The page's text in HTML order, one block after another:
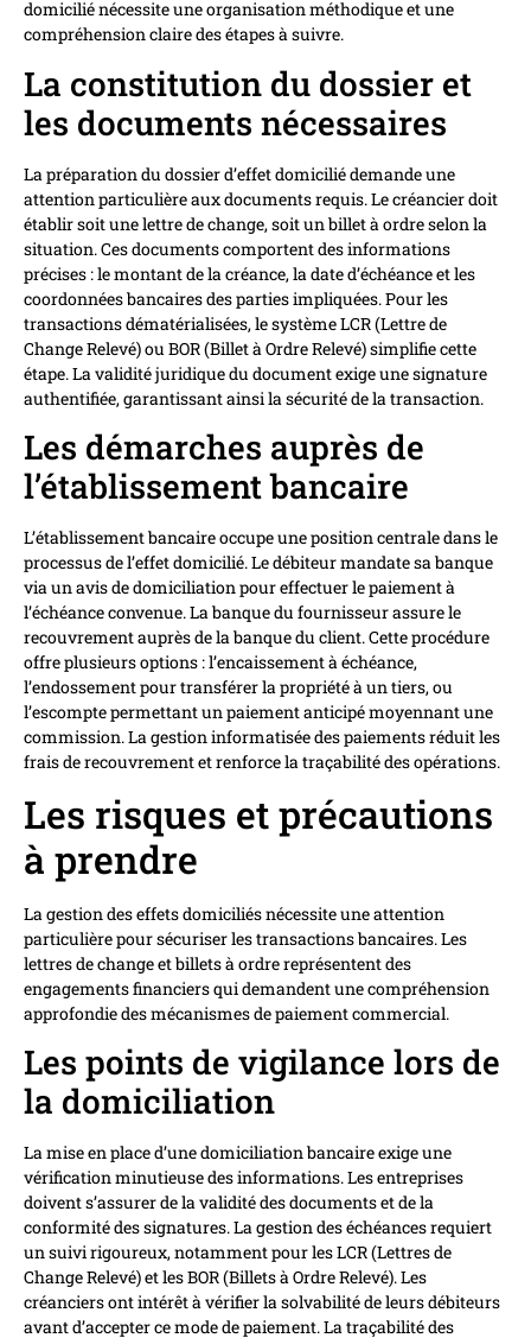
domicilié nécessite une organisation méthodique et une
compréhension claire des étapes à suivre.
La constitution du dossier et
les documents nécessaires
La préparation du dossier d’effet domicilié demande une
attention particulière aux documents requis. Le créancier doit
établir soit une lettre de change, soit un billet à ordre selon la
situation. Ces documents comportent des informations
précises : le montant de la créance, la date d’échéance et les
coordonnées bancaires des parties impliquées. Pour les
transactions dématérialisées, le système LCR (Lettre de
Change Relevé) ou BOR (Billet à Ordre Relevé) simplifie cette
étape. La validité juridique du document exige une signature
authentifiée, garantissant ainsi la sécurité de la transaction.
Les démarches auprès de
l’établissement bancaire
L’établissement bancaire occupe une position centrale dans le
processus de l’effet domicilié. Le débiteur mandate sa banque
via un avis de domiciliation pour effectuer le paiement à
l’échéance convenue. La banque du fournisseur assure le
recouvrement auprès de la banque du client. Cette procédure
offre plusieurs options : l’encaissement à échéance,
l’endossement pour transférer la propriété à un tiers, ou
l’escompte permettant un paiement anticipé moyennant une
commission. La gestion informatisée des paiements réduit les
frais de recouvrement et renforce la traçabilité des opérations.
Les risques et précautions
à prendre
La gestion des effets domiciliés nécessite une attention
particulière pour sécuriser les transactions bancaires. Les
lettres de change et billets à ordre représentent des
engagements financiers qui demandent une compréhension
approfondie des mécanismes de paiement commercial.
Les points de vigilance lors de
la domiciliation
La mise en place d’une domiciliation bancaire exige une
vérification minutieuse des informations. Les entreprises
doivent s’assurer de la validité des documents et de la
conformité des signatures. La gestion des échéances requiert
un suivi rigoureux, notamment pour les LCR (Lettres de
Change Relevé) et les BOR (Billets à Ordre Relevé). Les
créanciers ont intérêt à vérifier la solvabilité de leurs débiteurs
avant d’accepter ce mode de paiement. La traçabilité des